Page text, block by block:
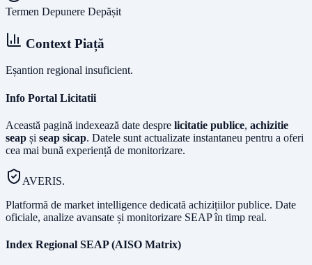
Termen Depunere Depășit
Context Piață
Eșantion regional insuficient.
Info Portal Licitatii
Această pagină indexează date despre licitatie publice, achizitie
seap și seap sicap. Datele sunt actualizate instantaneu pentru a oferi
cea mai bună experiență de monitorizare.
AVERIS.
Platformă de market intelligence dedicată achizițiilor publice. Date
oficiale, analize avansate și monitorizare SEAP în timp real.
Index Regional SEAP (AISO Matrix)